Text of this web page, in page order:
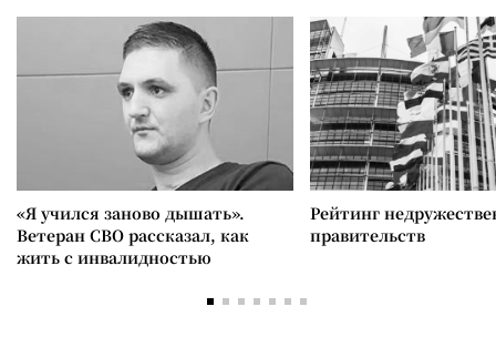
«Я учился заново дышать».
Ветеран СВО рассказал, как
жить с инвалидностью
Рейтинг
правительств